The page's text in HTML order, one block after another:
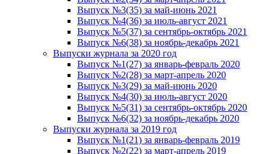
Выпуск №3(35) за май-июнь 2021
Выпуск №4(36) за июль-август 2021
Выпуск №5(37) за сентябрь-октябрь 2021
Выпуск №6(38) за ноябрь-декабрь 2021
Выпуски журнала за 2020 год
Выпуск №1(27) за январь-февраль 2020
Выпуск №2(28) за март-апрель 2020
Выпуск №3(29) за май-июнь 2020
Выпуск №4(30) за июль-август 2020
Выпуск №5(31) за сентябрь-октябрь 2020
Выпуск №6(32) за ноябрь-декабрь 2020
Выпуски журнала за 2019 год
Выпуск №1(21) за январь-февраль 2019
Выпуск №2(22) за март-апрель 2019